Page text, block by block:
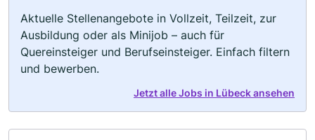
Aktuelle Stellenangebote in Vollzeit, Teilzeit, zur
Ausbildung oder als Minijob – auch für
Quereinsteiger und Berufseinsteiger. Einfach filtern
und bewerben.
Jetzt alle Jobs in Lübeck ansehen